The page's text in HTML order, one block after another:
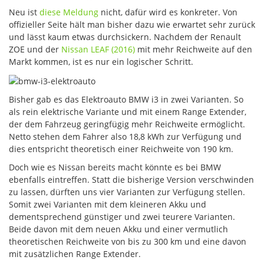
Neu ist diese Meldung nicht, dafür wird es konkreter. Von
offizieller Seite hält man bisher dazu wie erwartet sehr zurück
und lässt kaum etwas durchsickern. Nachdem der Renault
ZOE und der Nissan LEAF (2016) mit mehr Reichweite auf den
Markt kommen, ist es nur ein logischer Schritt.
Bisher gab es das Elektroauto BMW i3 in zwei Varianten. So
als rein elektrische Variante und mit einem Range Extender,
der dem Fahrzeug geringfügig mehr Reichweite ermöglicht.
Netto stehen dem Fahrer also 18,8 kWh zur Verfügung und
dies entspricht theoretisch einer Reichweite von 190 km.
Doch wie es Nissan bereits macht könnte es bei BMW
ebenfalls eintreffen. Statt die bisherige Version verschwinden
zu lassen, dürften uns vier Varianten zur Verfügung stellen.
Somit zwei Varianten mit dem kleineren Akku und
dementsprechend günstiger und zwei teurere Varianten.
Beide davon mit dem neuen Akku und einer vermutlich
theoretischen Reichweite von bis zu 300 km und eine davon
mit zusätzlichen Range Extender.